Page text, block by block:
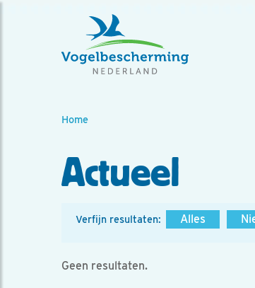
Home
Actueel
Verfijn resultaten: Alles
Geen resultaten.